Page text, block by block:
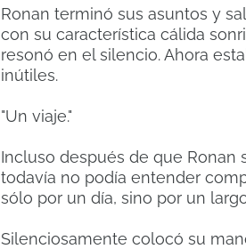
Ronan terminó sus asuntos y
con su característica cálida
resonó en el silencio. Ahora
inútiles.
"Un viaje."
Incluso después de que Ronan
todavía no podía entender
sólo por un día, sino por un
Silenciosamente colocó su